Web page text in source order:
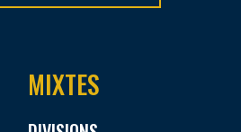
MIXTES